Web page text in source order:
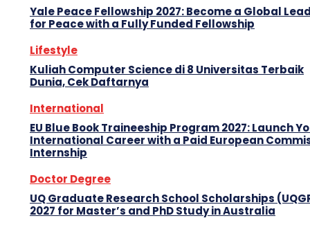
Yale Peace Fellowship 2027: Become a Global
for Peace with a Fully Funded Fellowship
Lifestyle
Kuliah Computer Science di 8 Universitas Terbaik
Dunia, Cek Daftarnya
International
EU Blue Book Traineeship Program 2027: Launch
International Career with a Paid European
Internship
Doctor Degree
UQ Graduate Research School Scholarships
2027 for Master’s and PhD Study in Australia